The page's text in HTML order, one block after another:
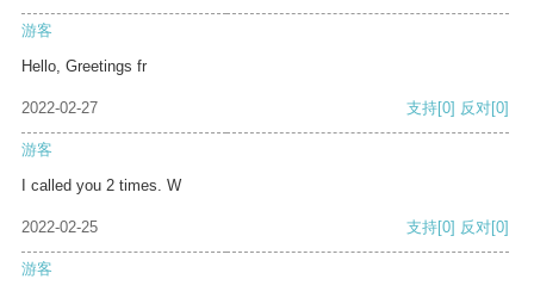
游客
Hello, Greetings fr
2022-02-27 支持[0] 反对[0]
游客
I called you 2 times. W
2022-02-25 支持[0] 反对[0]
游客